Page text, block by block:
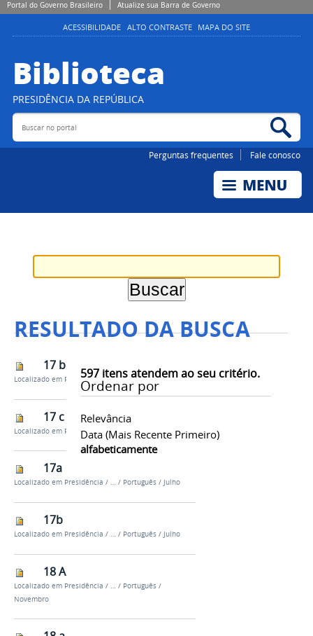
Portal do Governo Brasileiro Atualize sua Barra de Governo
ACESSIBILIDADE ALTO CONTRASTE MAPA DO SITE
Biblioteca
PRESIDÊNCIA DA REPÚBLICA
Buscar no portal
Perguntas frequentes Fale conosco
RESULTADO DA BUSCA
597itens atendem ao seu critério.
Ordenar por
Relevância
Data (mais Recente Primeiro)
alfabeticamente
17 b
Localizado em Presidência /… /Português /Março
17 c
Localizado em Presidência /… Português Março
17a
Localizado em Presidência / … / Português / Julho
17b
Localizado em Presidência / … / Português / Julho
18 A
Localizado em Presidência / … / Português /
Novembro